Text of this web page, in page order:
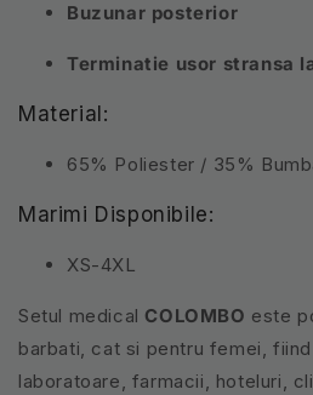
Buzunar posterior
Terminatie usor stransa
Material:
65% Poliester / 35%
Marimi Disponibile:
XS-4XL
Setul medical COLOMBO este
barbati, cat si pentru femei,
laboratoare, farmacii, hoteluri,